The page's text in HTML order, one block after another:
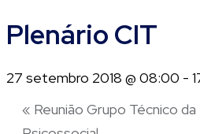
Plenário CIT
27 setembro 2018 @ 08:00 -
« Reunião Grupo Técnico